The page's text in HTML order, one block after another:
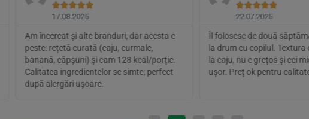

17.08.2025
Am încercat și alte branduri, dar acesta e
peste: rețetă curată (caju, curmale,
banană, căpșuni) și cam 128 kcal/porție.
Calitatea ingredientelor se simte; perfect
după alergări ușoare.

22.07.2025
Îl folosesc de două
la drum cu copilul. Textura
la caju, nu e grețos și cei
ușor. Preț ok pentru